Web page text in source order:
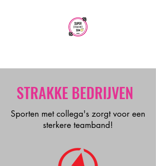
STRAKKE BEDRIJVEN
Sporten met collega's zorgt voor een
sterkere teamband!